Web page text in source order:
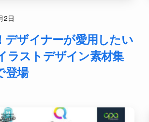
2日
デザイナーが愛用したい
ラストデザイン素材集
登場